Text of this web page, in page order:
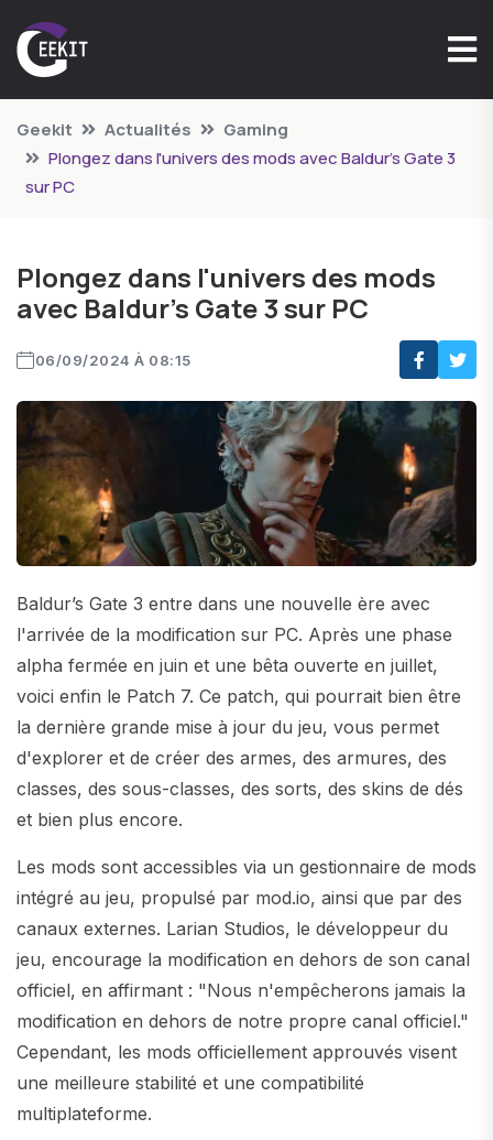
Geekit Actualités
Gaming
Plongez dans l'univers des mods avec Baldur’s Gate 3
sur PC
Plongez dans l'univers des mods
avec Baldur’s Gate 3 sur PC
06/09/2024 À 08:15
Baldur’s Gate 3 entre dans une nouvelle ère avec
l'arrivée de la modification sur PC. Après une phase
alpha fermée en juin et une bêta ouverte en juillet,
voici enfin le Patch 7. Ce patch, qui pourrait bien être
la dernière grande mise à jour du jeu, vous permet
d'explorer et de créer des armes, des armures, des
classes, des sous-classes, des sorts, des skins de dés
et bien plus encore.
Les mods sont accessibles via un gestionnaire de mods
intégré au jeu, propulsé par mod.io, ainsi que par des
canaux externes. Larian Studios, le développeur du
jeu, encourage la modification en dehors de son canal
officiel, en affirmant : "Nous n'empêcherons jamais la
modification en dehors de notre propre canal officiel."
Cependant, les mods officiellement approuvés visent
une meilleure stabilité et une compatibilité
multiplateforme.